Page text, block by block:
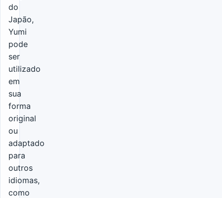
do
Japão,
Yumi
pode
ser
utilizado
em
sua
forma
original
ou
adaptado
para
outros
idiomas,
como